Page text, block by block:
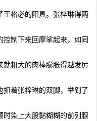
格必的阳具。张梓琳得两
制下来回摩挲起来，如同
就粗大的肉棒膨胀得越发厉
抓着张梓琳的双脚，举到了
时染上大股黏糊糊的前列腺